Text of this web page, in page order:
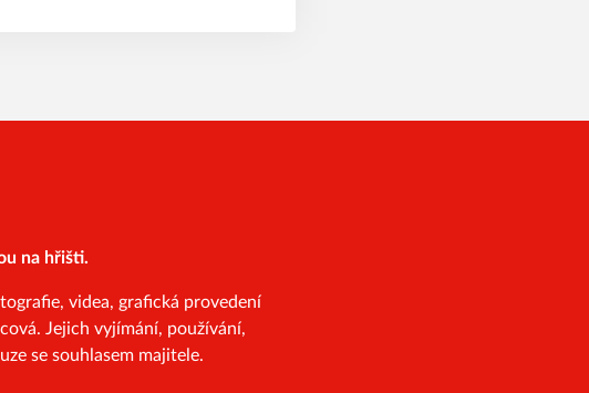
na hřišti.
videa, grafická provedení
Jejich vyjímání, používání,
se souhlasem majitele.